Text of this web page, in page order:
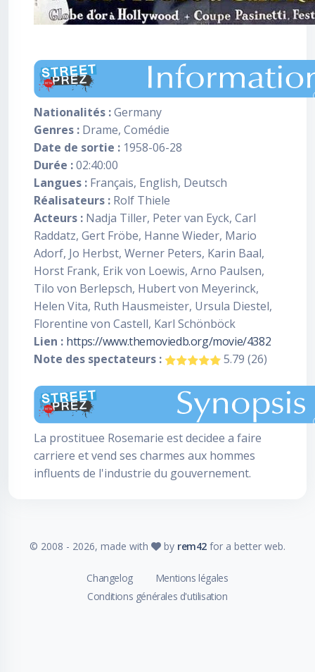
Nationalités :Germany
Genres : Drame, Comédie
Date de sortie : 1958-06-28
Durée :02:40:00
Langues : Français, English, Deutsch
Réalisateurs : Rolf Thiele
Acteurs : Nadja Tiller, Peter van Eyck, Carl
Raddatz, Gert Fröbe, Hanne Wieder, Mario
Adorf, Jo Herbst, Werner Peters, Karin Baal,
Horst Frank, Erik von Loewis, Arno Paulsen,
Tilo von Berlepsch, Hubert von Meyerinck,
Helen Vita, Ruth Hausmeister, Ursula Diestel,
Florentine von Castell, Karl Schönböck
Lien : https://www.themoviedb.org/movie/4382
Note des spectateurs :
5.79 (26)
La prostituee Rosemarie est decidee a faire
carriere et vend ses charmes aux hommes
influents de l'industrie du gouvernement.
© 2008 - 2026, made with by rem42 for a better web.
Changelog
Mentions légales
Conditions générales d'utilisation